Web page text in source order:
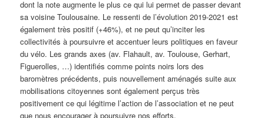
dont la note augmente le plus ce qui lui permet de passer devant
sa voisine Toulousaine. Le ressenti de l’évolution 2019-2021 est
également très positif (+46%), et ne peut qu’inciter les
collectivités à poursuivre et accentuer leurs politiques en faveur
du vélo. Les grands axes (av. Flahault, av. Toulouse, Gerhart,
Figuerolles, …) identifiés comme points noirs lors des
baromètres précédents, puis nouvellement aménagés suite aux
mobilisations citoyennes sont également perçus très
positivement ce qui légitime l’action de l’association et ne peut
que nous encourager à poursuivre nos efforts.